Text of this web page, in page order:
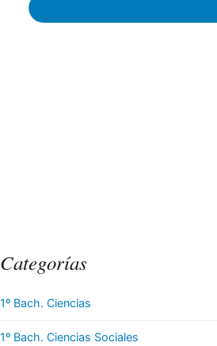
Categorías
1º Bach. Ciencias
1º Bach. Ciencias Sociales